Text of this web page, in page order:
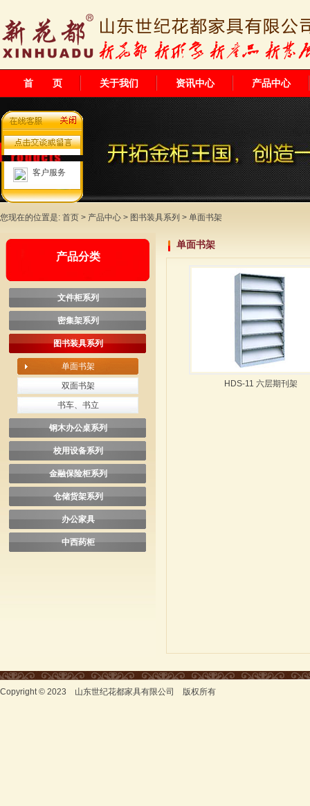
首 页 关于我们 资讯中心 产品中心
您现在的位置是: 首页 > 产品中心 > 图书装具系列 > 单面书架
产品分类
文件柜系列
密集架系列
图书装具系列
单面书架
双面书架
书车、书立
钢木办公桌系列
校用设备系列
金融保险柜系列
仓储货架系列
办公家具
中西药柜
单面书架
HDS-11 六层期刊架
Copyright © 2023 山东世纪花都家具有限公司 版权所有
客户服务